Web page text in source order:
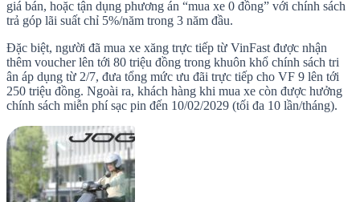
giá bán, hoặc tận dụng phương án “mua xe 0 đồng” với chính sách
trả góp lãi suất chỉ 5%/năm trong 3 năm đầu.
Đặc biệt, người đã mua xe xăng trực tiếp từ VinFast được nhận
thêm voucher lên tới 80 triệu đồng trong khuôn khổ chính sách tri
ân áp dụng từ 2/7, đưa tổng mức ưu đãi trực tiếp cho VF 9 lên tới
250 triệu đồng. Ngoài ra, khách hàng khi mua xe còn được hưởng
chính sách miễn phí sạc pin đến 10/02/2029 (tối đa 10 lần/tháng).